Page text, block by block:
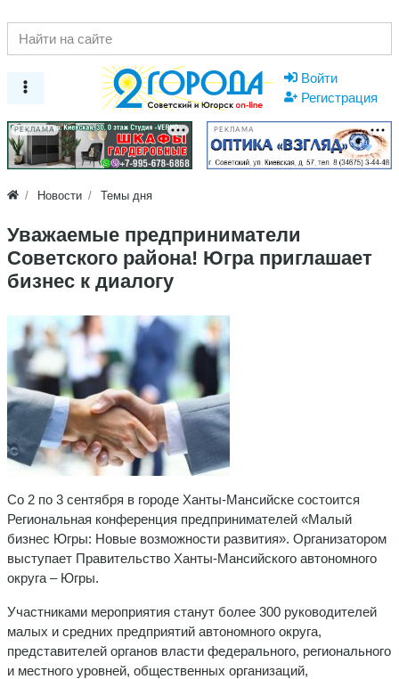
Войти
Регистрация
РЕКЛАМА РЕКЛАМА
Новости Темы дня
Уважаемые предприниматели
Советского района! Югра приглашает
бизнес к диалогу
Со 2 по 3 сентября в городе Ханты-Мансийске состоится
Региональная конференция предпринимателей «Малый
бизнес Югры: Новые возможности развития». Организатором
выступает Правительство Ханты-Мансийского автономного
округа – Югры.
Участниками мероприятия станут более 300 руководителей
малых и средних предприятий автономного округа,
представителей органов власти федерального, регионального
и местного уровней, общественных организаций,